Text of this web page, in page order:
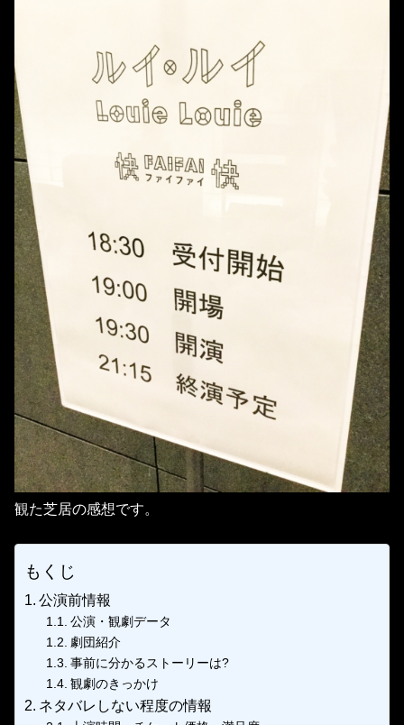
観た芝居の感想です。
もくじ
公演前情報
公演・観劇データ
劇団紹介
事前に分かるストーリーは?
観劇のきっかけ
ネタバレしない程度の情報